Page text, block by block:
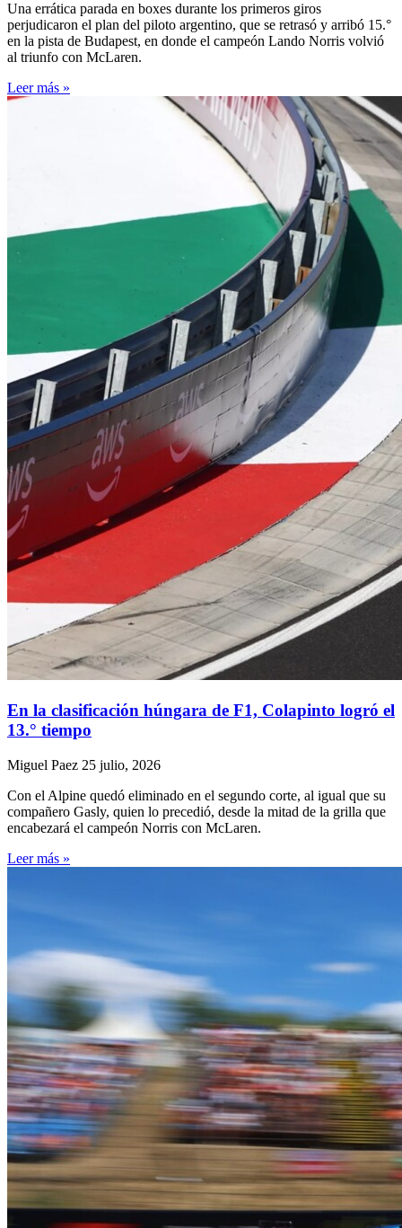
Una errática parada en boxes durante los primeros giros
perjudicaron el plan del piloto argentino, que se retrasó y arribó 15.°
en la pista de Budapest, en donde el campeón Lando Norris volvió
al triunfo con McLaren.
Leer más »
En la clasificación húngara de F1, Colapinto logró el
13.° tiempo
Miguel Paez 25 julio, 2026
Con el Alpine quedó eliminado en el segundo corte, al igual que su
compañero Gasly, quien lo precedió, desde la mitad de la grilla que
encabezará el campeón Norris con McLaren.
Leer más »